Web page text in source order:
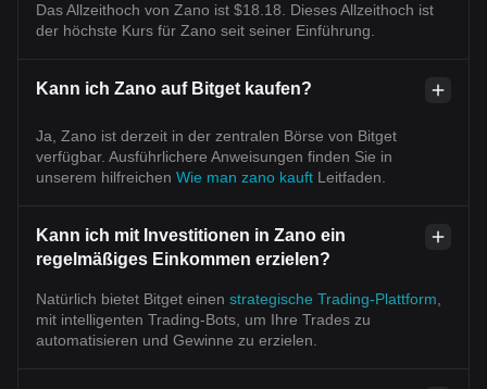
Das Allzeithoch von Zano ist $18.18. Dieses Allzeithoch ist
der höchste Kurs für Zano seit seiner Einführung.
Kann ich Zano auf Bitget kaufen?
Ja, Zano ist derzeit in der zentralen Börse von Bitget
verfügbar. Ausführlichere Anweisungen finden Sie in
unserem hilfreichen Wie man zano kauft Leitfaden.
Kann ich mit Investitionen in Zano ein
regelmäßiges Einkommen erzielen?
Natürlich bietet Bitget einen strategische Trading-Plattform
mit intelligenten Trading-Bots, um Ihre Trades zu
automatisieren und Gewinne zu erzielen.